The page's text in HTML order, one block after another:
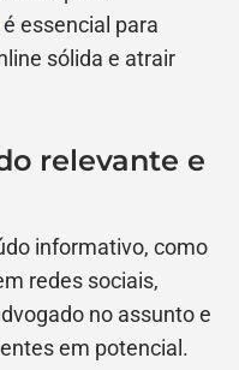
é essencial para
sólida e atrair
relevante e
informativo, como
redes sociais,
no assunto e
em potencial.